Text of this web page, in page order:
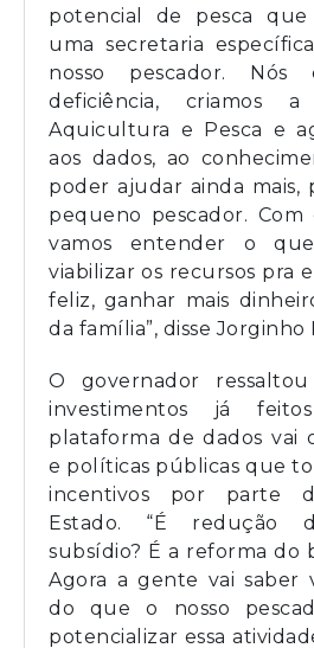
potencial de pesca
uma secretaria
nosso pescador. Nós
deficiência, criamos
Aquicultura e Pesca e
aos dados, ao
poder ajudar ainda mais,
pequeno pescador. Com
vamos entender o
viabilizar os recursos pra
feliz, ganhar mais
da família”, disse Jorginho
O governador
investimentos já
plataforma de dados vai
e políticas públicas que
incentivos por parte
Estado. “É redução
subsídio? É a reforma do
Agora a gente vai saber
do que o nosso
potencializar essa